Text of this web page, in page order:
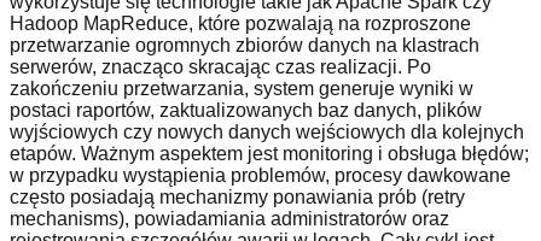
Hadoop MapReduce, które pozwalają na rozproszone
przetwarzanie ogromnych zbiorów danych na klastrach
serwerów, znacząco skracając czas realizacji. Po
zakończeniu przetwarzania, system generuje wyniki w
postaci raportów, zaktualizowanych baz danych, plików
wyjściowych czy nowych danych wejściowych dla kolejnych
etapów. Ważnym aspektem jest monitoring i obsługa błędów;
w przypadku wystąpienia problemów, procesy dawkowane
często posiadają mechanizmy ponawiania prób (retry
mechanisms), powiadamiania administratorów oraz